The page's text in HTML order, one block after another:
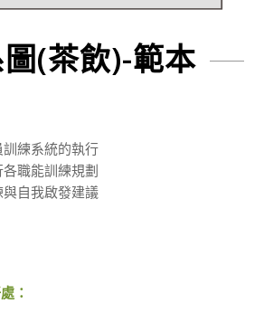
(茶飲)-範本
練系統的執行
職能訓練規劃
自我啟發建議
：